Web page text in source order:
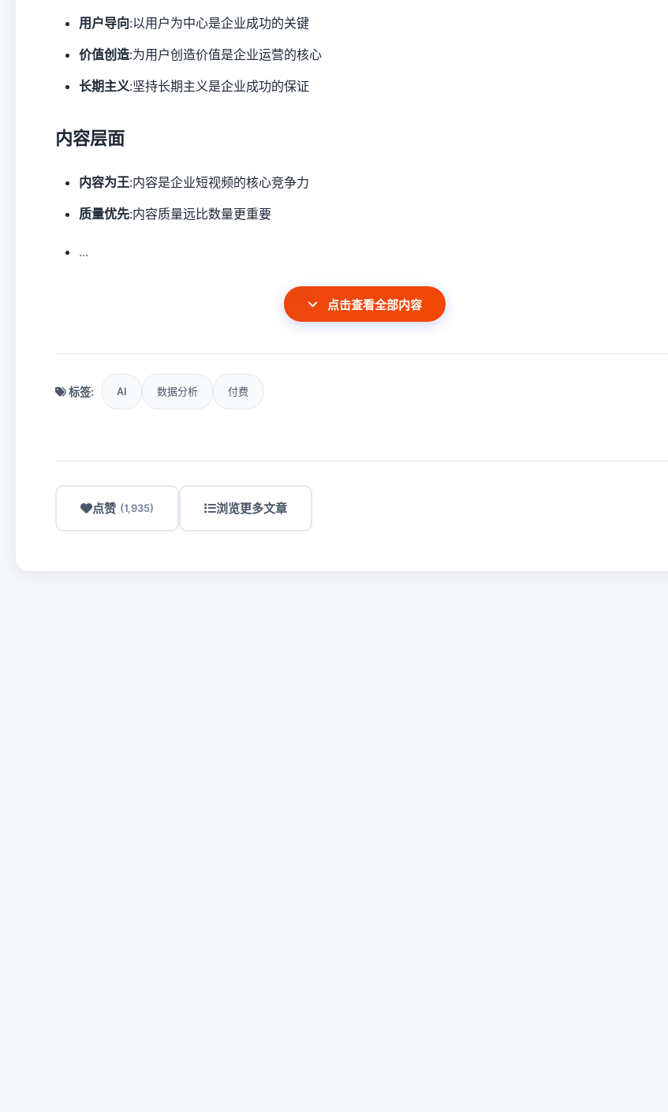
用户导向:以用户为中心是企业成功的关键
价值创造:为用户创造价值是企业运营的核心
长期主义:坚持长期主义是企业成功的保证
内容层面
内容为王:内容是企业短视频的核心竞争力
质量优先:内容质量远比数量更重要
...
点击查看全部内容
标签: AI 数据分析 付费
点赞 (1,935) 浏览更多文章